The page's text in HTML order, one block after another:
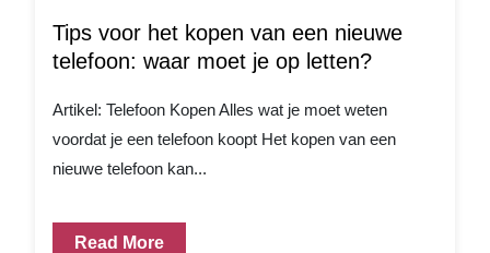
Tips voor het kopen van een nieuwe
telefoon: waar moet je op letten?
Artikel: Telefoon Kopen Alles wat je moet weten
voordat je een telefoon koopt Het kopen van een
nieuwe telefoon kan...
Read More